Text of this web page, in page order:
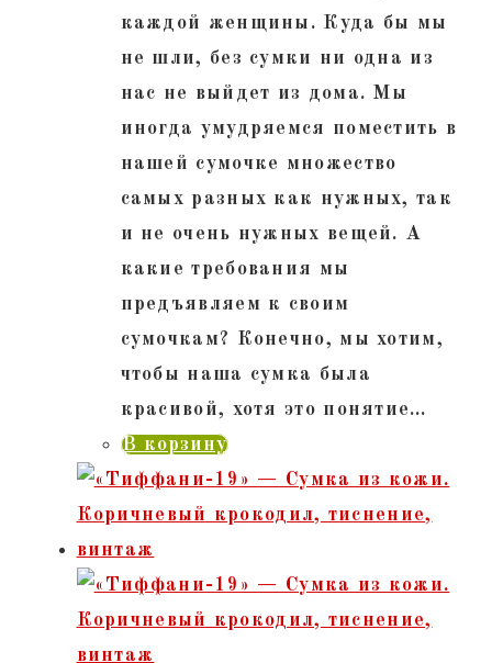
каждой женщины. Куда бы мы
не шли, без сумки ни одна из
нас не выйдет из дома. Мы
иногда умудряемся поместить в
нашей сумочке множество
самых разных как нужных, так
и не очень нужных вещей. А
какие требования мы
предъявляем к своим
сумочкам? Конечно, мы хотим,
чтобы наша сумка была
красивой, хотя это понятие…
В корзину